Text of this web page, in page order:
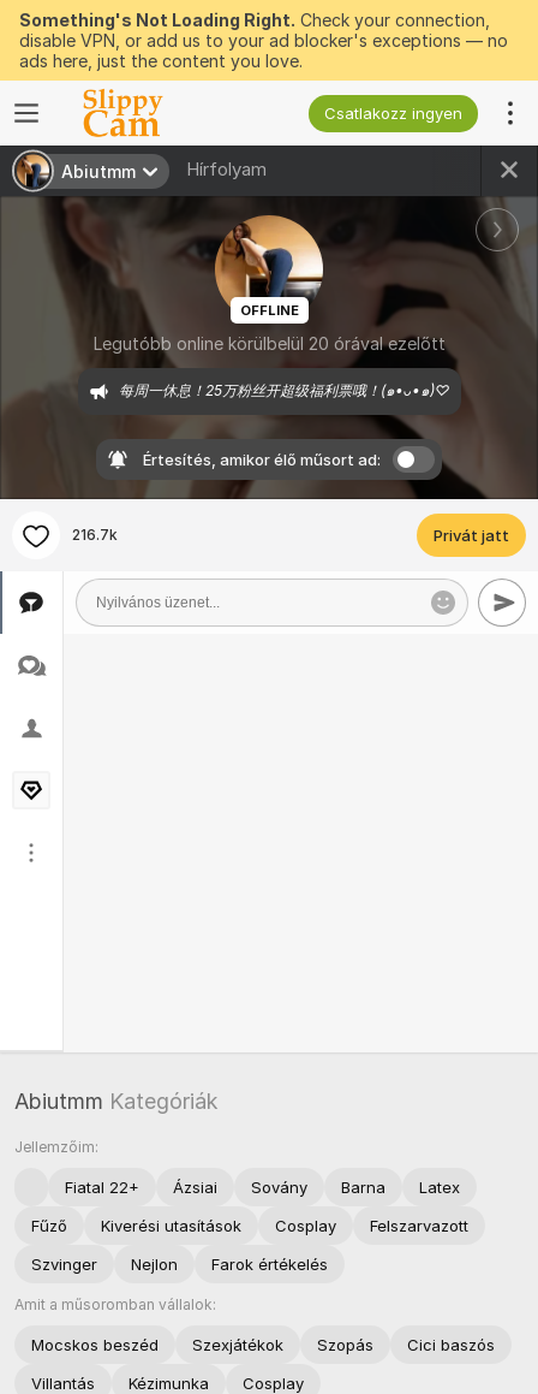
Something's Not Loading Right. Check your connection,
disable VPN, or add us to your ad blocker's exceptions — no
ads here, just the content you love.
Csatlakozz ingyen
Abiutmm Hírfolyam
OFFLINE
Legutóbb online körülbelül 20 órával ezelőtt
每周一休息！25万粉丝开超级福利票哦！(๑•ᴗ•๑)♡
Értesítés, amikor élő műsort ad:
216.7k Privát jatt
Abiutmm Kategóriák
Jellemzőim:
Fiatal 22+ Ázsiai Sovány Barna
Latex
Fűző
Kiverési utasítások Cosplay
Felszarvazott
Szvinger
Nejlon Farok értékelés
Amit a műsoromban vállalok:
Mocskos beszéd Szexjátékok Szopás
Cici baszós
Villantás
Kézimunka Cosplay